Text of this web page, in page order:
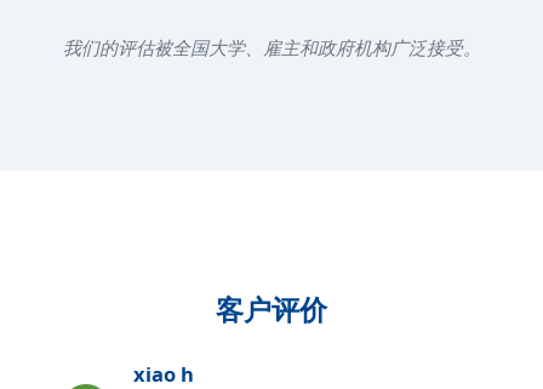
我们的评估被全国大学、雇主和政府机构广泛接受。
客户评价
xiao h